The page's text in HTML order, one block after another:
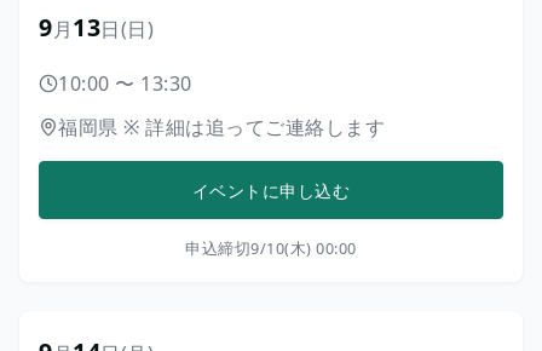
9月13日(日)
10:00 〜 13:30
福岡県 ※ 詳細は追ってご連絡します
イベントに申し込む
申込締切9/10(木) 00:00